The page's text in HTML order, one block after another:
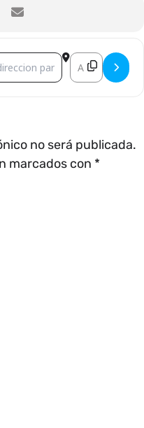
[] Destination
no será publicada.
marcados con *